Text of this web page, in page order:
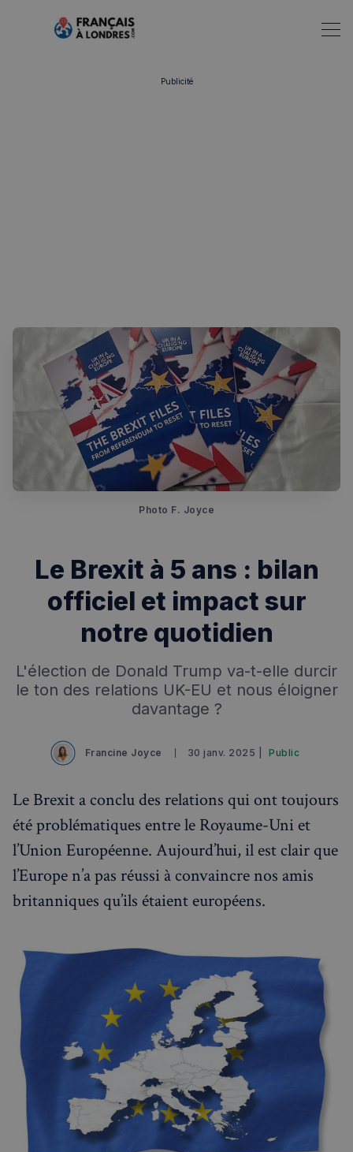
Chatbot IA
Rechercher dans Français à Londres - Magazine
RECHERCHES POPULAIRES
Annuaire des professionnels
Visites guidées
Publicité
Photo F. Joyce
Le Brexit à 5 ans : bilan
officiel et impact sur
notre quotidien
L'élection de Donald Trump va-t-elle durcir
le ton des relations UK-EU et nous éloigner
davantage ?
Francine Joyce 30 janv. 2025 | Public
Le Brexit a conclu des relations qui ont toujours
été problématiques entre le Royaume-Uni et
l’Union Européenne. Aujourd’hui, il est clair que
l’Europe n’a pas réussi à convaincre nos amis
britanniques qu’ils étaient européens.